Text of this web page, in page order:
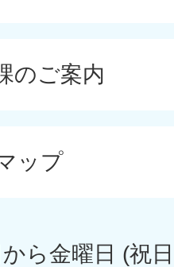
のご案内
ップ
ら金曜日 (祝